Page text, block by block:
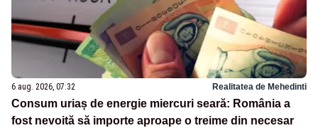
6 aug. 2026, 07:32 Realitatea de Mehedinti
Consum uriaș de energie miercuri seară: România a
fost nevoită să importe aproape o treime din necesar